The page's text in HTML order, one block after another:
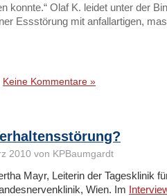
konnte.“ Olaf K. leidet unter der
Essstörung mit anfallartigen,
Keine Kommentare »
2010 von KPBaumgardt
Mayr, Leiterin der Tagesklinik
Wien. Im